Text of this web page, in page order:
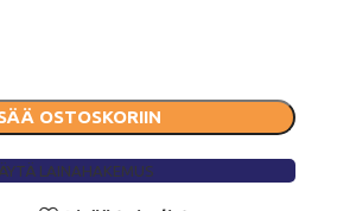
OSTOSKORIIN
LAINAHAKEMUS